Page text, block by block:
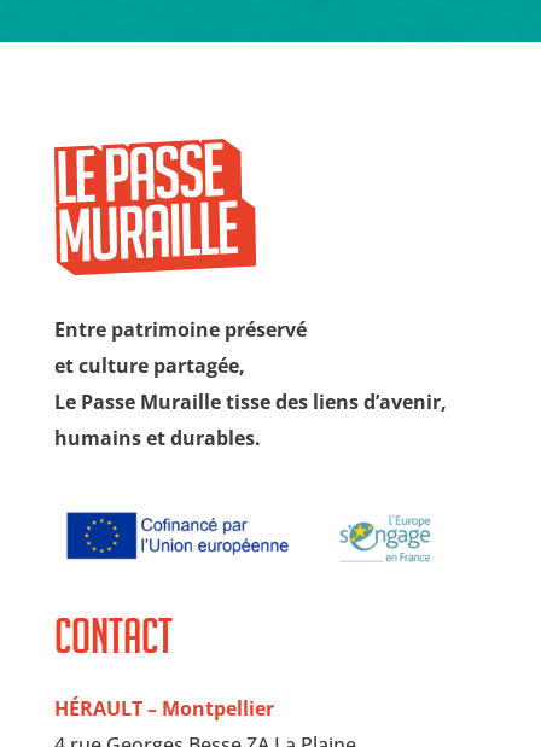
Entre patrimoine préservé
et culture partagée,
Le Passe Muraille tisse des liens d’avenir,
humains et durables.
Contact
HÉRAULT – Montpellier